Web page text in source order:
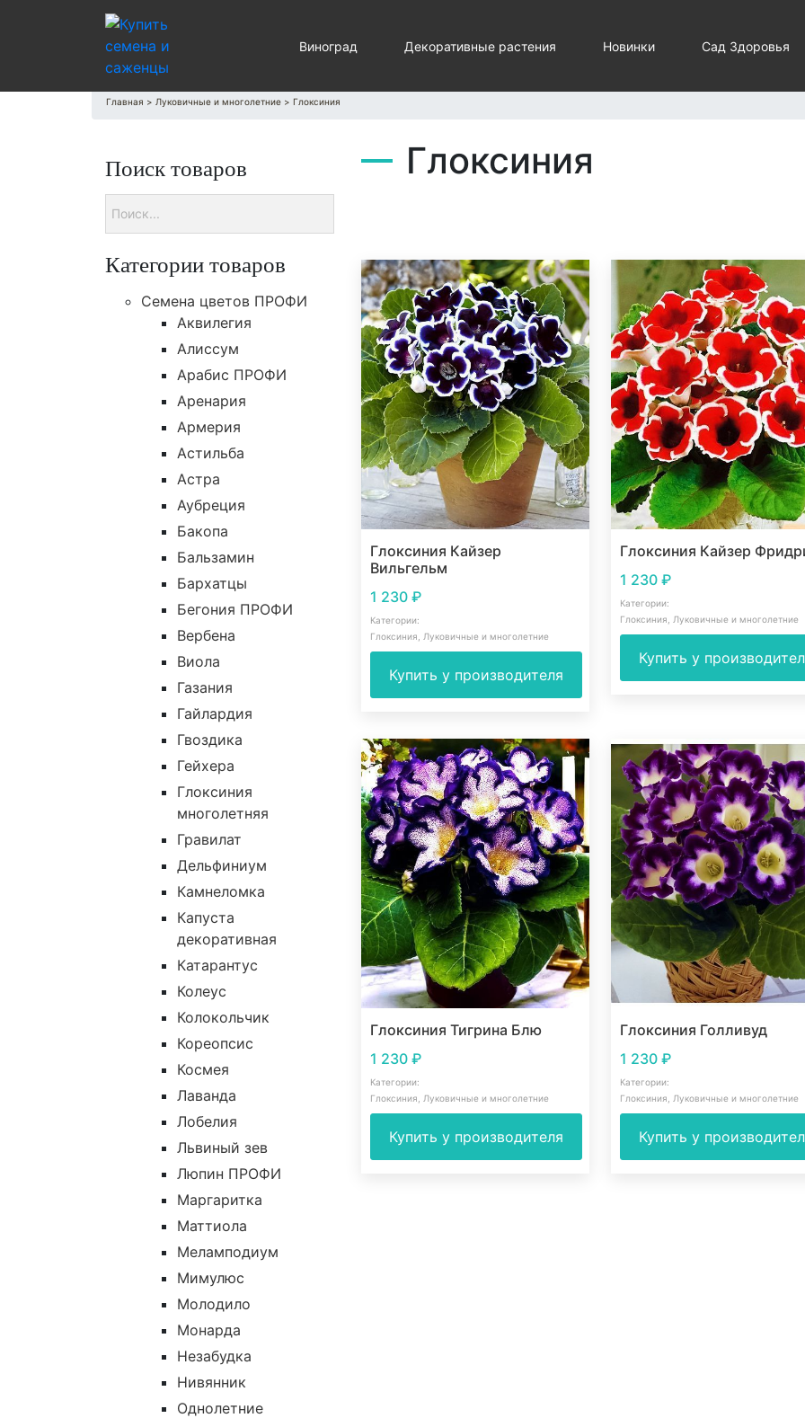
Виноград Декоративные растения Новинки Сад Здоровья
Главная > Луковичные и многолетние > Глоксиния
Поиск товаров
Категории товаров
Cемена цветов ПРОФИ
Аквилегия
Алиссум
Арабис ПРОФИ
Аренария
Армерия
Астильба
Астра
Аубреция
Бакопа
Бальзамин
Бархатцы
Бегония ПРОФИ
Вербена
Виола
Газания
Гайлардия
Гвоздика
Гейхера
Глоксиния
многолетняя
Гравилат
Дельфиниум
Камнеломка
Капуста
декоративная
Катарантус
Колеус
Колокольчик
Кореопсис
Космея
Лаванда
Лобелия
Львиный зев
Люпин ПРОФИ
Маргаритка
Маттиола
Меламподиум
Мимулюс
Молодило
Монарда
Незабудка
Нивянник
Однолетние
Глоксиния
Глоксиния Кайзер
Вильгельм
1 230 ₽
Категории:
Глоксиния
Луковичные и многолетние
Купить у производителя
Глоксиния Кайзер
1 230₽
Категории:
Глоксиния
Луковичные и многолетние
Купить у
Глоксиния Тигрина Блю
1 230 ₽
Категории:
Глоксиния
Луковичные и многолетние
Купить у производителя
Глоксиния Голливуд
1 230₽
Категории:
Глоксиния
Луковичные и многолетние
Купить у